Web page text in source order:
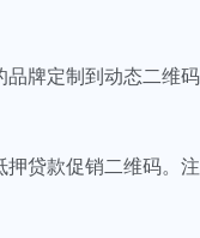
牌定制到动态二维
贷款促销二维码。